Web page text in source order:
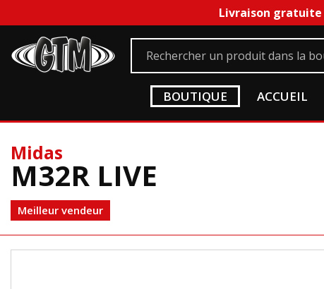
Livraison gratuite
BOUTIQUE ACCUEIL
Midas
M32R LIVE
Meilleur vendeur